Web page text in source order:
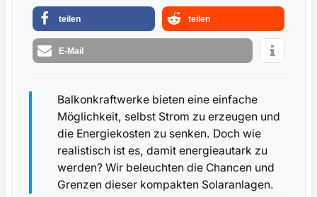
teilen teilen
E-Mail
Balkonkraftwerke bieten eine einfache
Möglichkeit, selbst Strom zu erzeugen und
die Energiekosten zu senken. Doch wie
realistisch ist es, damit energieautark zu
werden? Wir beleuchten die Chancen und
Grenzen dieser kompakten Solaranlagen.